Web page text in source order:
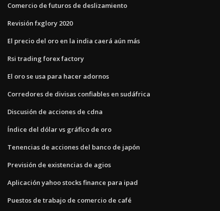
Comercio de futuros de deslizamiento
Revisión fxglory 2020
El precio del oro en la india caerá aún más
Rsi trading forex factory
El oro se usa para hacer adornos
Corredores de divisas confiables en sudáfrica
Discusión de acciones de cdna
Índice del dólar vs gráfico de oro
Tenencias de acciones del banco de japón
Previsión de existencias de agios
Aplicación yahoo stocks finance para ipad
Puestos de trabajo de comercio de café